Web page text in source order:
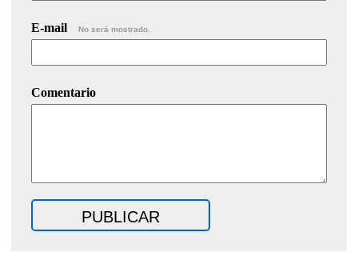
E-mail No será mostrado.
Comentario